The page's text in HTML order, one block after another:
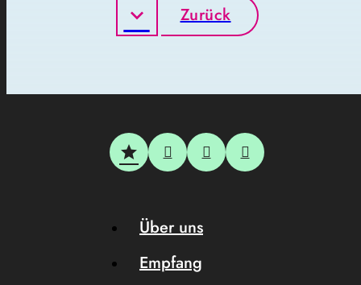
Zurück
Über uns
Empfang